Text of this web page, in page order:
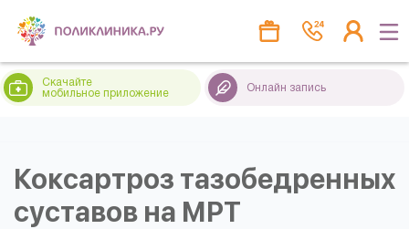
Скачайте
мобильное приложение
Онлайн запись
Коксартроз тазобедренных
суставов на МРТ